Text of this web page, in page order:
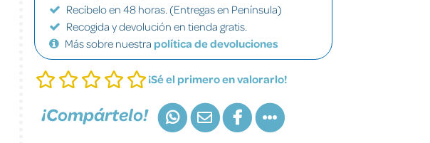
Recíbelo en 48 horas. (Entregas en Península)
Recogida y devolución en tienda gratis.
Más sobre nuestra política de devoluciones
¡Sé el primero en valorarlo!
¡Compártelo!